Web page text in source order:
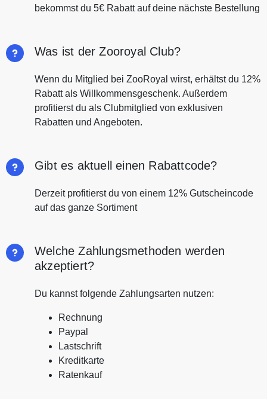
bekommst du 5€ Rabatt auf deine nächste Bestellung
Was ist der Zooroyal Club?
Wenn du Mitglied bei ZooRoyal wirst, erhältst du 12%
Rabatt als Willkommensgeschenk. Außerdem
profitierst du als Clubmitglied von exklusiven
Rabatten und Angeboten.
Gibt es aktuell einen Rabattcode?
Derzeit profitierst du von einem 12% Gutscheincode
auf das ganze Sortiment
Welche Zahlungsmethoden werden
akzeptiert?
Du kannst folgende Zahlungsarten nutzen:
Rechnung
Paypal
Lastschrift
Kreditkarte
Ratenkauf